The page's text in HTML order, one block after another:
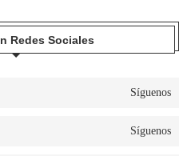
Redes Sociales
Síguenos
Síguenos